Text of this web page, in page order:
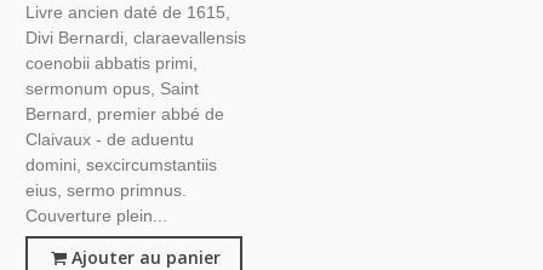
Sermonum Opus - Édition
XVII, Latin, Théologie,
Livre ancien daté de 1615,
Divi Bernardi, claraevallensis
coenobii abbatis primi,
sermonum opus, Saint
Bernard, premier abbé de
Claivaux - de aduentu
domini, sexcircumstantiis
eius, sermo primnus.
Couverture plein...
Ajouter au panier